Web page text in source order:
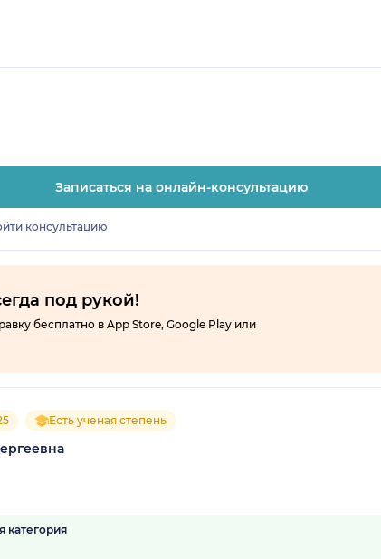
Записаться на онлайн-консультацию
консультацию
под рукой!
бесплатно в App Store, Google Play или
Есть ученая степень
категория